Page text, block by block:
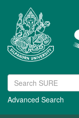
Advanced Search